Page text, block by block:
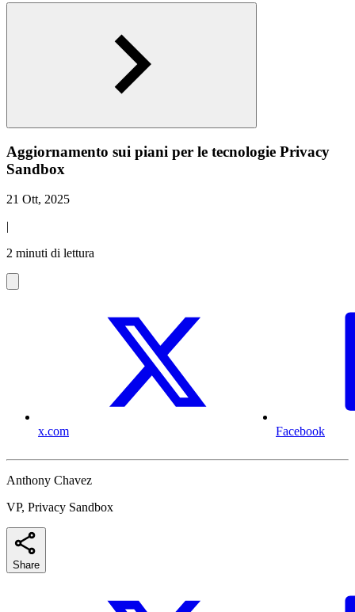
Aggiornamento sui piani per le tecnologie Privacy
Sandbox
21 Ott, 2025
|
2 minuti di lettura
x.com Facebook
Anthony Chavez
VP, Privacy Sandbox
Share